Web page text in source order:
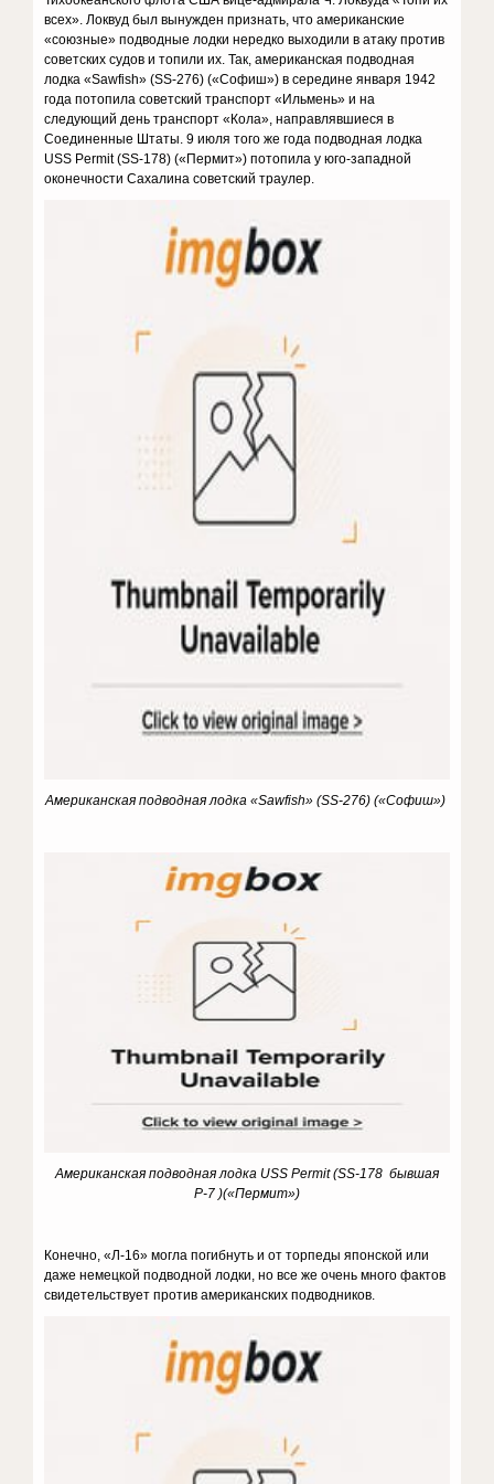
всех». Локвуд был вынужден признать, что американские
«союзные» подводные лодки нередко выходили в атаку против
советских судов и топили их. Так, американская подводная
лодка «Sawfish» (SS-276) («Софиш») в середине января 1942
года потопила советский транспорт «Ильмень» и на
следующий день транспорт «Кола», направлявшиеся в
Соединенные Штаты. 9 июля того же года подводная лодка
USS Permit (SS-178) («Пермит») потопила у юго-западной
оконечности Сахалина советский траулер.
Американская подводная лодка «Sawfish» (SS-276) («Софиш»)
Американская подводная лодка USS Permit (SS-178 бывшая
Р-7 )(«Пермит»)
Конечно, «Л-16» могла погибнуть и от торпеды японской или
даже немецкой подводной лодки, но все же очень много фактов
свидетельствует против американских подводников.